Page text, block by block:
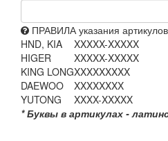
ПРАВИЛА указания артикулов
HND, KIA
XXXXX-XXXXX
HIGER
XXXXX-XXXXX
KING LONGXXXXXXXXX
DAEWOO
XXXXXXXX
YUTONG
XXXX-XXXXX
* Буквы в артикулах -